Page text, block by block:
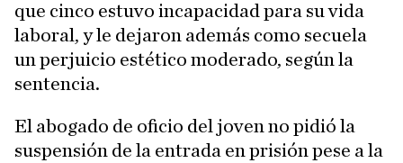
que cinco estuvo incapacidad para su vida
laboral, y le dejaron además como secuela
un perjuicio estético moderado, según la
sentencia.
El abogado de oficio del joven no pidió la
suspensión de la entrada en prisión pese a la